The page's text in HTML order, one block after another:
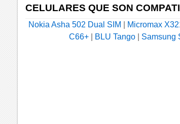
CELULARES QUE SON
Nokia Asha 502 Dual SIM Micromax
C66+| BLU Tango| Samsung